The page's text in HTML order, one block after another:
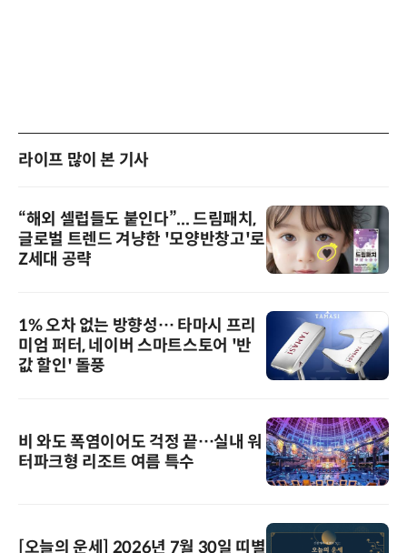
라이프 많이 본 기사
“해외 셀럽들도 붙인다”... 드림패치,
글로벌 트렌드 겨냥한 '모양반창고'로
Z세대 공략
1% 오차 없는 방향성… 타마시 프리
미엄 퍼터, 네이버 스마트스토어 '반
값 할인' 돌풍
비 와도 폭염이어도 걱정 끝…실내 워
터파크형 리조트 여름 특수
[오늘의 운세] 2026년 7월 30일 띠별